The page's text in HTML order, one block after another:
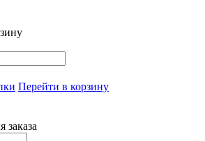
Перейти в корзину
заказа